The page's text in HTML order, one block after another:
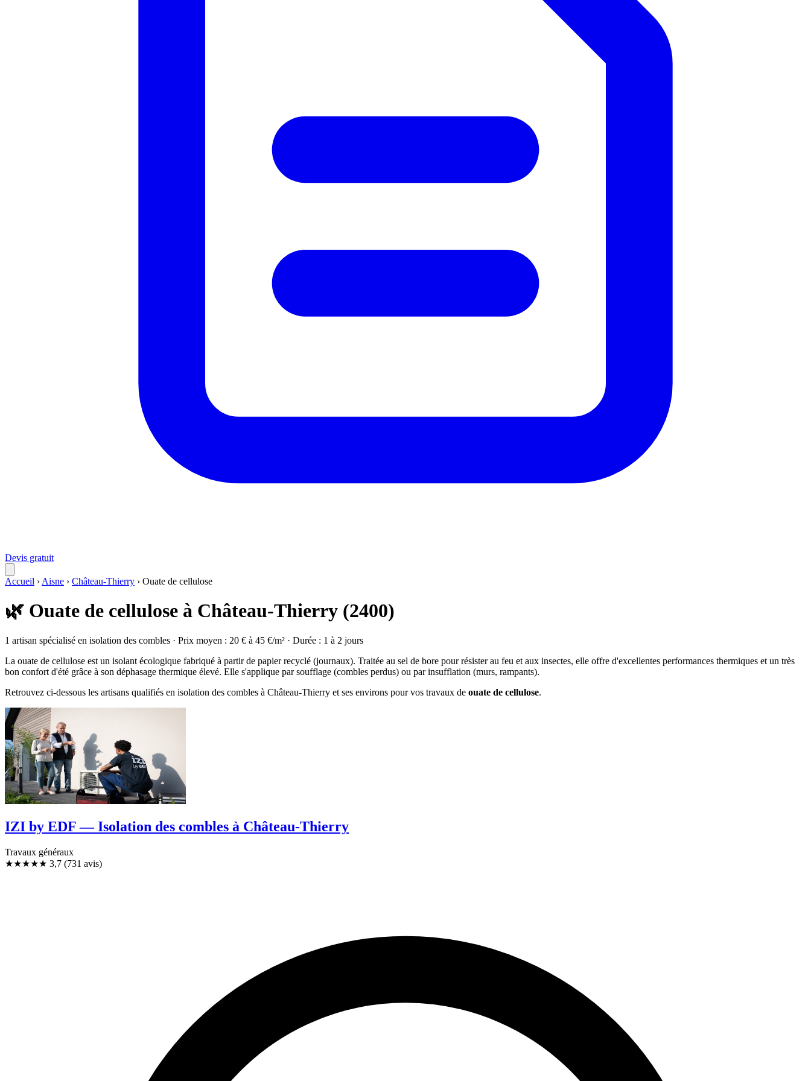
Devis gratuit
Accueil › Aisne › Château-Thierry › Ouate de cellulose
🌿 Ouate de cellulose à Château-Thierry (2400)
1 artisan spécialisé en isolation des combles · Prix moyen : 20 € à 45 €/m² · Durée : 1 à 2 jours
La ouate de cellulose est un isolant écologique fabriqué à partir de papier recyclé (journaux). Traitée au sel de bore pour résister au feu et aux insectes, elle offre d'excellentes performances thermiques et un très
bon confort d'été grâce à son déphasage thermique élevé. Elle s'applique par soufflage (combles perdus) ou par insufflation (murs, rampants).
Retrouvez ci-dessous les artisans qualifiés en isolation des combles à Château-Thierry et ses environs pour vos travaux de ouate de cellulose.
IZI by EDF — Isolation des combles à Château-Thierry
Travaux généraux
★★★★★ 3,7 (731 avis)